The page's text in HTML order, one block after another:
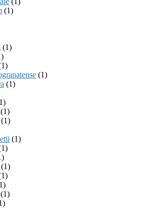
(1)
(1)
(1)
(1)
(1)
(1)
(1)
(1)